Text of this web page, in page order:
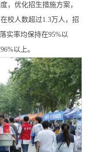
，优化招生措施方案，
校人数超过1.3万人，招
实率均保持在95%以
以上。